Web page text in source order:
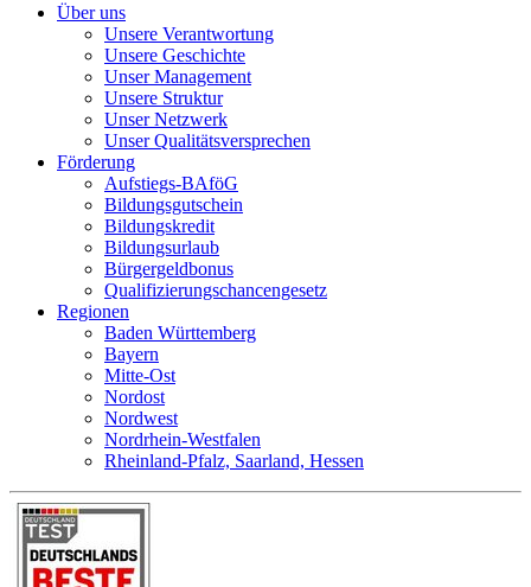
Über uns
Unsere Verantwortung
Unsere Geschichte
Unser Management
Unsere Struktur
Unser Netzwerk
Unser Qualitätsversprechen
Förderung
Aufstiegs-BAföG
Bildungsgutschein
Bildungskredit
Bildungsurlaub
Bürgergeldbonus
Qualifizierungschancengesetz
Regionen
Baden Württemberg
Bayern
Mitte-Ost
Nordost
Nordwest
Nordrhein-Westfalen
Rheinland-Pfalz, Saarland, Hessen